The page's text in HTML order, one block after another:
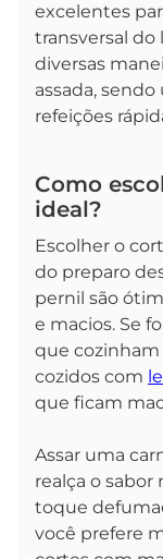
excelentes
transversal do
diversas
assada,
refeições
Como
ideal?
Escolher o
do preparo
pernil são
e macios. Se
que cozinham
cozidos com
que ficam
Assar uma
realça o
toque
você prefere